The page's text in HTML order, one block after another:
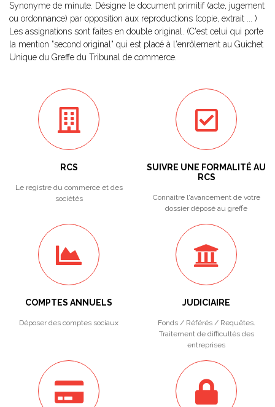
Synonyme de minute. Désigne le document primitif (acte, jugement
ou ordonnance) par opposition aux reproductions (copie, extrait ... )
Les assignations sont faites en double original. (C'est celui qui porte
la mention "second original" qui est placé à l'enrôlement au Guichet
Unique du Greffe du Tribunal de commerce.
RCS
Le registre du commerce et des
sociétés
SUIVRE UNE FORMALITÉ AU
RCS
Connaitre l'avancement de votre
dossier déposé au greffe
COMPTES ANNUELS
Déposer des comptes sociaux
JUDICIAIRE
Fonds / Référés / Requêtes.
Traitement de difficultés des
entreprises